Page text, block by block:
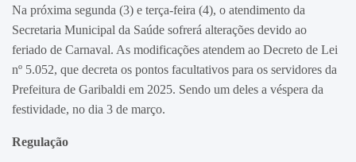
Na próxima segunda (3) e terça-feira (4), o atendimento da
Secretaria Municipal da Saúde sofrerá alterações devido ao
feriado de Carnaval. As modificações atendem ao Decreto de Lei
nº 5.052, que decreta os pontos facultativos para os servidores da
Prefeitura de Garibaldi em 2025. Sendo um deles a véspera da
festividade, no dia 3 de março.
Regulação